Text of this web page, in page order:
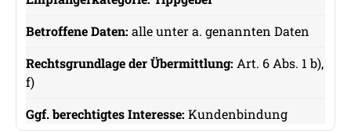
alle unter a. genannten Daten
Art. 6 Abs. 1 b),
f)
Kundenbindung